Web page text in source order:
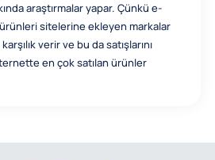
araştırmalar yapar. Çünkü e-
sitelerine ekleyen markalar
verir ve bu da satışlarını
en çok satılan ürünler